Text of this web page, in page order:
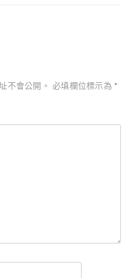
不會公開。 必填欄位標示為*